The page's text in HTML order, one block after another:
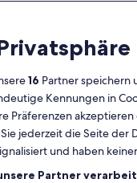
Derzeit
die
Monate
August
2026
und
September
MoMontag
DiDienstag
Mi Do
16 Partner speichern
Kennungen in
Präferenzen
jederzeit die Seite der
und haben
Partner